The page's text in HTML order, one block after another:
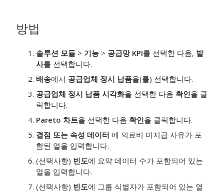
방법
솔루션 모듈 > 기능 > 공급망 KPI를 선택한 다음, 발
사를 선택합니다.
배송에서 공급업체 정시 납품을(를) 선택합니다.
공급업체 정시 납품 시각화을 선택한 다음 확인을 클
릭합니다.
Pareto 차트을 선택한 다음 확인을 클릭합니다.
결점 또는 속성 데이터 에 의료비 미지급 사유가 포
함된 열을 입력합니다.
(선택사항) 빈도에 요약 데이터 수가 포함되어 있는
열을 입력합니다.
(선택사항) 빈도에 그룹 식별자가 포함되어 있는 열